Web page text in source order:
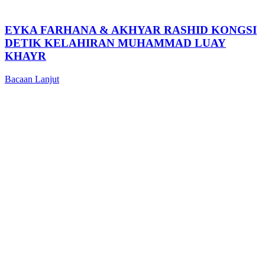
EYKA FARHANA & AKHYAR RASHID KONGSI
DETIK KELAHIRAN MUHAMMAD LUAY
KHAYR
Bacaan Lanjut